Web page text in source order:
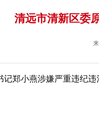
清远市清新区委
记郑小燕涉嫌严重违纪